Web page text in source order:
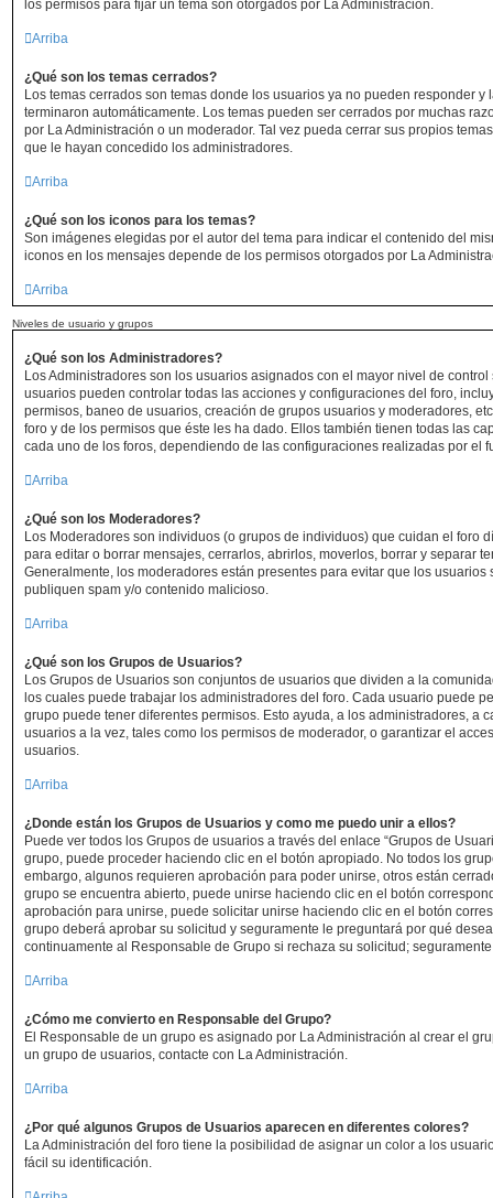
los permisos para fijar un tema son otorgados por La Administración.
Arriba
¿Qué son los temas cerrados?
Los temas cerrados son temas donde los usuarios ya no pueden responder y
terminaron automáticamente. Los temas pueden ser cerrados por muchas
por La Administración o un moderador. Tal vez pueda cerrar sus propios
que le hayan concedido los administradores.
Arriba
¿Qué son los iconos para los temas?
Son imágenes elegidas por el autor del tema para indicar el contenido del
iconos en los mensajes depende de los permisos otorgados por La
Arriba
Niveles de usuario y grupos
¿Qué son los Administradores?
Los Administradores son los usuarios asignados con el mayor nivel de
usuarios pueden controlar todas las acciones y configuraciones del foro,
permisos, baneo de usuarios, creación de grupos usuarios y moderadores,
foro y de los permisos que éste les ha dado. Ellos también tienen todas las
cada uno de los foros, dependiendo de las configuraciones realizadas por el
Arriba
¿Qué son los Moderadores?
Los Moderadores son individuos (o grupos de individuos) que cuidan el foro
para editar o borrar mensajes, cerrarlos, abrirlos, moverlos, borrar y separar
Generalmente, los moderadores están presentes para evitar que los usuarios
publiquen spam y/o contenido malicioso.
Arriba
¿Qué son los Grupos de Usuarios?
Los Grupos de Usuarios son conjuntos de usuarios que dividen a la
los cuales puede trabajar los administradores del foro. Cada usuario puede
grupo puede tener diferentes permisos. Esto ayuda, a los administradores, a
usuarios a la vez, tales como los permisos de moderador, o garantizar el
usuarios.
Arriba
¿Donde están los Grupos de Usuarios y como me puedo unir a ellos?
Puede ver todos los Grupos de usuarios a través del enlace “Grupos de
grupo, puede proceder haciendo clic en el botón apropiado. No todos los
embargo, algunos requieren aprobación para poder unirse, otros están
grupo se encuentra abierto, puede unirse haciendo clic en el botón
aprobación para unirse, puede solicitar unirse haciendo clic en el botón
grupo deberá aprobar su solicitud y seguramente le preguntará por qué
continuamente al Responsable de Grupo si rechaza su solicitud;
Arriba
¿Cómo me convierto en Responsable del Grupo?
El Responsable de un grupo es asignado por La Administración al crear el
un grupo de usuarios, contacte con La Administración.
Arriba
¿Por qué algunos Grupos de Usuarios aparecen en diferentes colores?
La Administración del foro tiene la posibilidad de asignar un color a los
fácil su identificación.